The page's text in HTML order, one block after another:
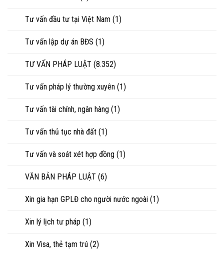
Tư vấn đầu tư tại Việt Nam (1)
Tư vấn lập dự án BĐS (1)
TƯ VẤN PHÁP LUẬT (8.352)
Tư vấn pháp lý thường xuyên (1)
Tư vấn tài chính, ngân hàng (1)
Tư vấn thủ tục nhà đất (1)
Tư vấn và soát xét hợp đồng (1)
VĂN BẢN PHÁP LUẬT (6)
Xin gia hạn GPLĐ cho người nước ngoài (1)
Xin lý lịch tư pháp (1)
Xin Visa, thẻ tạm trú (2)